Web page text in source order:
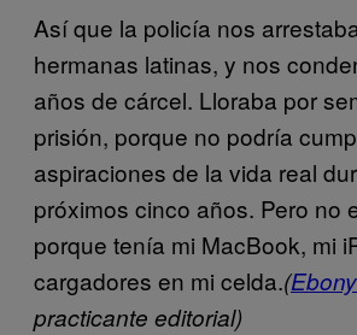
Así que la policía nos
hermanas latinas, y nos
años de cárcel. Lloraba por
prisión, porque no podría
aspiraciones de la vida real
próximos cinco años. Pero no
porque tenía mi MacBook, mi
cargadores en mi celda.(
practicante editorial)